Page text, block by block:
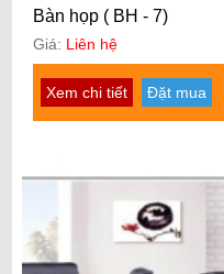
Bàn họp ( BH - 7)
Giá: Liên hệ
Xem chi tiết Đặt mua